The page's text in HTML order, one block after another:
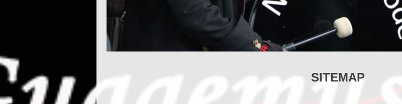
SITEMAP